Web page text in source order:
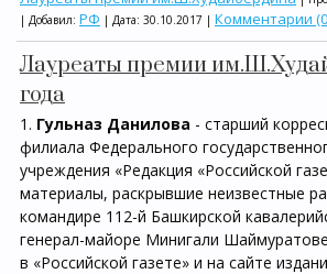
| Добавил: РФ | Дата: 30.10.2017 | Комментарии
Лауреаты премии
года
1. Гульназ Данилова - старший
филиала Федерального
учреждения «Редакция «Российской
материалы, раскрывшие неизвестные
командире 112-й Башкирской
генерал-майоре Минигали
в «Российской газете» и на сайте